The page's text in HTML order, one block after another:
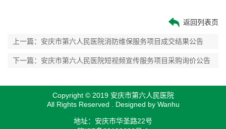
返回列表页
上一篇：安庆市第六人民医院消防维保服务项目成交结果公告
下一篇：安庆市第六人民医院短视频宣传服务项目采购询价公告
Copyright © 2019 安庆市第六人民医院
All Rights Reserved . Designed by Wanhu
地址：安庆市华圣路22号